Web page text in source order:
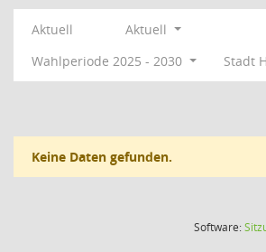
Aktuell
Aktuell
Wahlperiode 2025 - 2030
Stadt
Keine Daten gefunden.
Software: